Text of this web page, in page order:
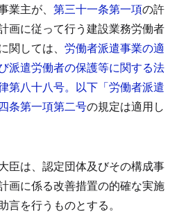
業主が、 第三十一条第一項の許
画に従って行う建設業務労働者
関しては、 労働者派遣事業の適
派遣労働者の保護等に関する法
第八十八号。以下「労働者派遣
条第一項第二号の規定は適用し
臣は、認定団体及びその構成事
画に係る改善措置の的確な実施
言を行うものとする。